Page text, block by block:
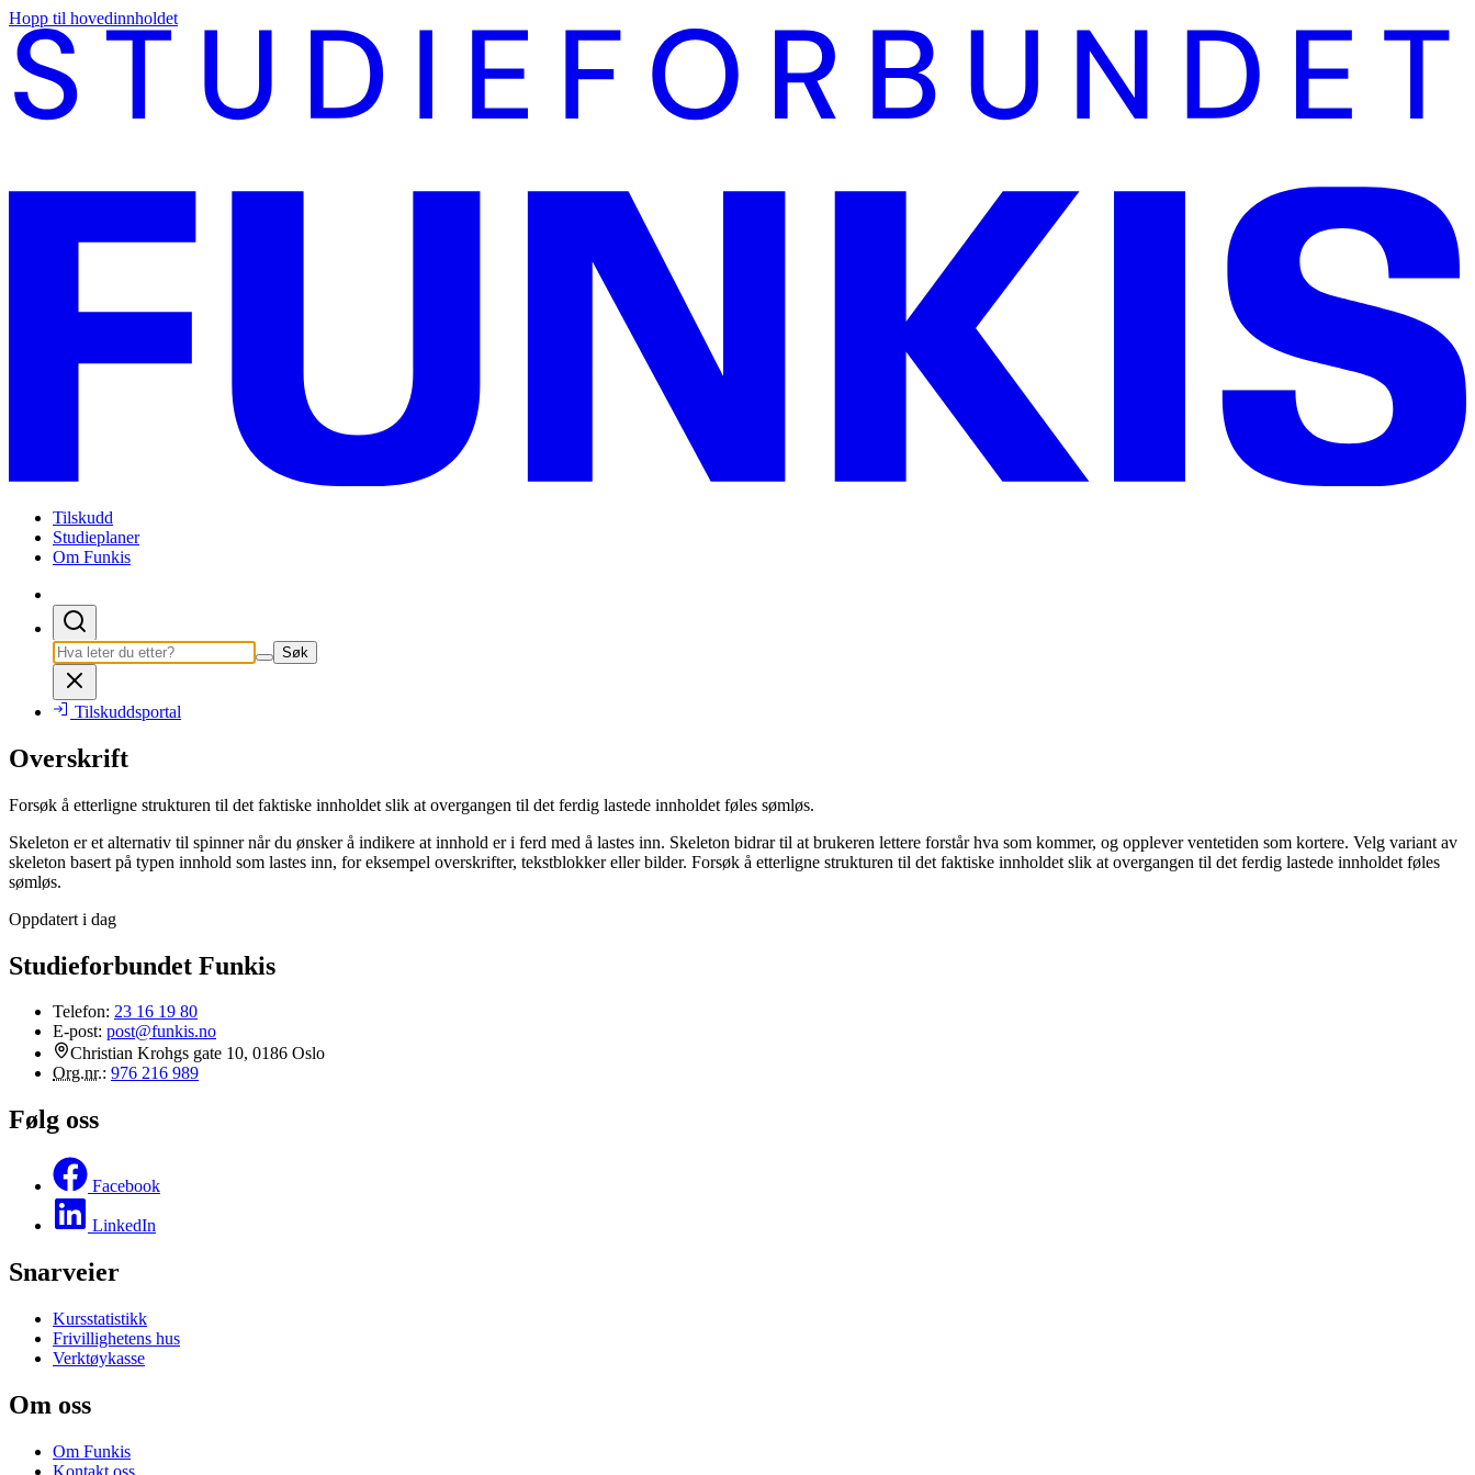
Hopp til hovedinnholdet
Tilskudd
Studieplaner
Om Funkis
Søk
Tilskuddsportal
Overskrift
Forsøk å etterligne strukturen til det faktiske innholdet slik at overgangen til det ferdig lastede innholdet føles sømløs.
Skeleton er et alternativ til spinner når du ønsker å indikere at innhold er i ferd med å lastes inn. Skeleton bidrar til at brukeren lettere forstår hva som kommer, og opplever ventetiden som kortere. Velg variant av
skeleton basert på typen innhold som lastes inn, for eksempel overskrifter, tekstblokker eller bilder. Forsøk å etterligne strukturen til det faktiske innholdet slik at overgangen til det ferdig lastede innholdet føles
sømløs.
Oppdatert i dag
Studieforbundet Funkis
Telefon: 23 16 19 80
E-post: post@funkis.no
Christian Krohgs gate 10, 0186 Oslo
Org.nr.: 976 216 989
Følg oss
Facebook
LinkedIn
Snarveier
Kursstatistikk
Frivillighetens hus
Verktøykasse
Om oss
Om Funkis
Kontakt oss